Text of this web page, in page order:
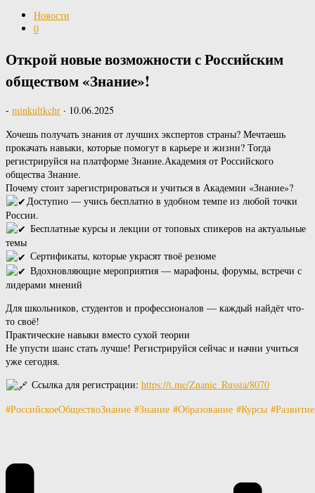
Новости
0
Открой новые возможности с Российским
обществом «Знание»!
- minkultkchr · 10.06.2025
Хочешь получать знания от лучших экспертов страны? Мечтаешь
прокачать навыки, которые помогут в карьере и жизни? Тогда
регистрируйся на платформе Знание.Академия от Российского
общества Знание.
Почему стоит зарегистрироваться и учиться в Академии «Знание»?
Доступно — учись бесплатно в удобном темпе из любой точки
России.
Бесплатные курсы и лекции от топовых спикеров на актуальные
темы
Сертификаты, которые украсят твоё резюме
Вдохновляющие мероприятия — марафоны, форумы, встречи с
лидерами мнений
Для школьников, студентов и профессионалов — каждый найдёт что-
то своё!
Практические навыки вместо сухой теории
Не упусти шанс стать лучше! Регистрируйся сейчас и начни учиться
уже сегодня.
Ссылка для регистрации: https://t.me/Znanie_Russia/8070
#РоссийскоеОбществоЗнание #Знание #Образование #Курсы #Развитие